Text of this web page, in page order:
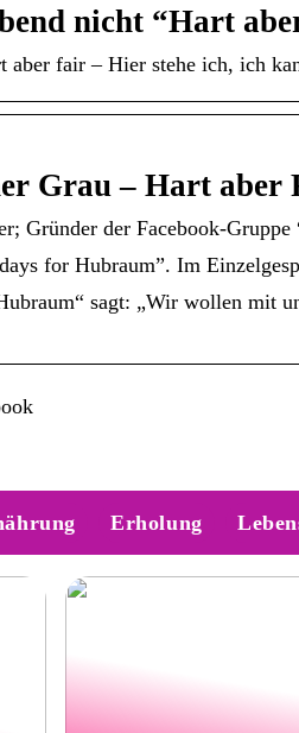
nicht “Hart
fair – Hier stehe ich, ich
Grau – Hart aber
Gründer der Facebook-
for Hubraum”. Im
sagt: „Wir wollen mit
Erholung